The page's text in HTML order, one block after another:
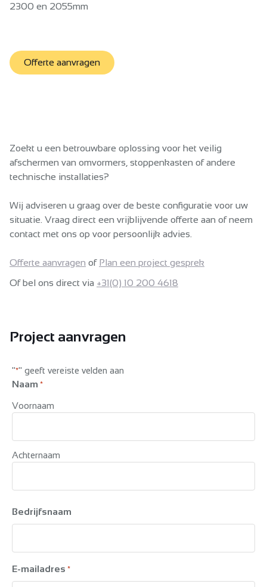
2300 en 2055mm
Offerte aanvragen
Zoekt u een betrouwbare oplossing voor het veilig
afschermen van omvormers, stoppenkasten of andere
technische installaties?
Wij adviseren u graag over de beste configuratie voor uw
situatie. Vraag direct een vrijblijvende offerte aan of neem
contact met ons op voor persoonlijk advies.
Offerte aanvragen of Plan een project gesprek
Of bel ons direct via +31(0) 10 200 4618
Project aanvragen
"*" geeft vereiste velden aan
Naam *
Voornaam
Achternaam
Bedrijfsnaam
E-mailadres *